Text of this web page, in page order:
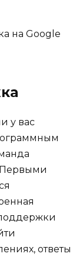
на Google
у вас
ответы